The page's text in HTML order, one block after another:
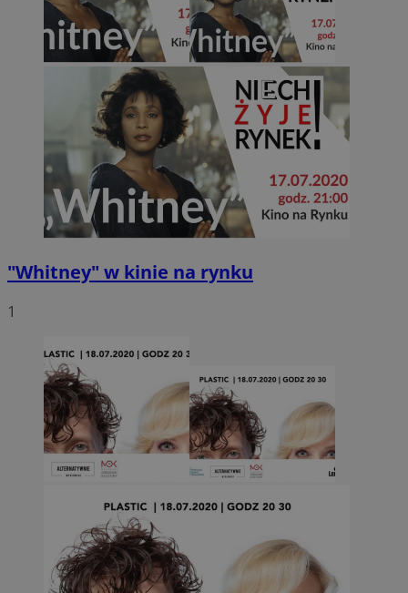
"Whitney" w kinie na rynku
1